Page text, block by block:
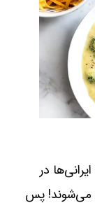
در
می‌شوند! پس